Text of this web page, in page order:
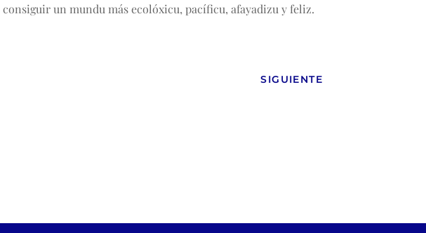
un mundu más ecolóxicu, pacíficu, afayadizu y feliz.
SIGUIENTE